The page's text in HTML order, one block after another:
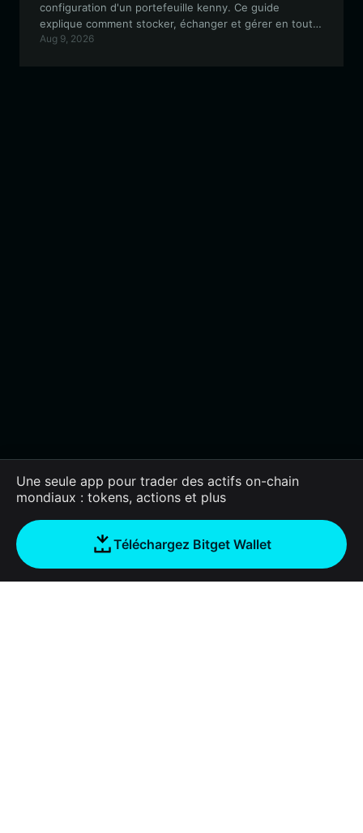
configuration d'un portefeuille kenny. Ce guide
explique comment stocker, échanger et gérer en toute
sécurité vos jetons kenny sur le réseau EVM en
Aug 9, 2026
Une seule app pour trader des actifs on-chain
mondiaux : tokens, actions et plus
Téléchargez Bitget Wallet